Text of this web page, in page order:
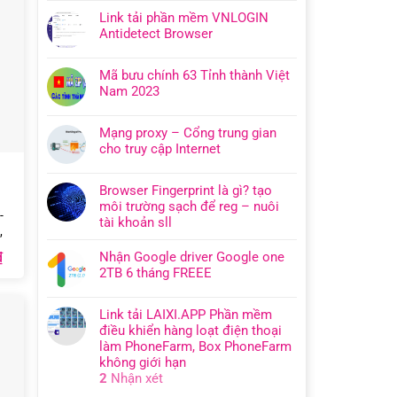
Giá
hiện
300.000₫.
Link tải phần mềm VNLOGIN
Antidetect Browser
Mã bưu chính 63 Tỉnh thành Việt
Nam 2023
Mạng proxy – Cổng trung gian
cho truy cập Internet
Browser Fingerprint là gì? tạo
môi trường sạch để reg – nuôi
tài khoản sll
Nhận Google driver Google one
2TB 6 tháng FREEE
Link tải LAIXI.APP Phần mềm
điều khiển hàng loạt điện thoại
làm PhoneFarm, Box PhoneFarm
không giới hạn
2 Nhận xét